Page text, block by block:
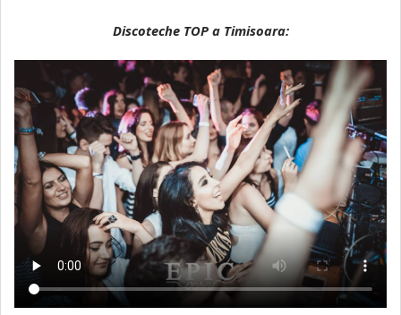
Discoteche TOP a Timisoara: